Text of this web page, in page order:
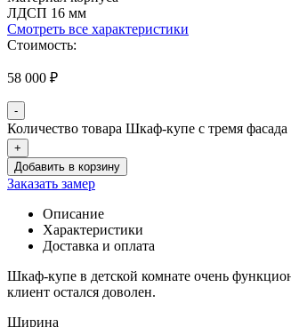
ЛДСП 16 мм
Смотреть все характеристики
Стоимость:
58 000 ₽
-
Количество товара Шкаф-купе с тремя фасада
+
Добавить в корзину
Заказать замер
Описание
Характеристики
Доставка и оплата
Шкаф-купе в детской комнате очень
клиент остался доволен.
Ширина